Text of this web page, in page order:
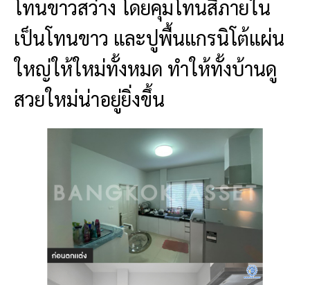
โทนขาวสว่าง โดยคุมโทนสีภายใน
เป็นโทนขาว และปูพื้นแกรนิโต้แผ่น
ใหญ่ให้ใหม่ทั้งหมด ทำให้ทั้งบ้านดู
สวยใหม่น่าอยู่ยิ่งขึ้น